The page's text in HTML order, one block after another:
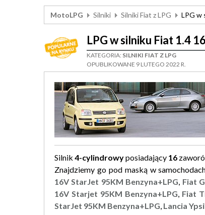
MotoLPG Silniki Silniki Fiat z LPG LPG w
LPG w silniku Fiat 1.4
KATEGORIA: SILNIKI FIAT Z LPG
OPUBLIKOWANE 9 LUTEGO 2022 R.
Silnik 4-cylindrowyposiadający 16
Znajdziemy go pod maską w
16V StarJet 95KM Benzyna+LPG, Fiat
16V Starjet 95KM Benzyna+LPG, Fiat
StarJet 95KM Benzyna+LPG, Lancia